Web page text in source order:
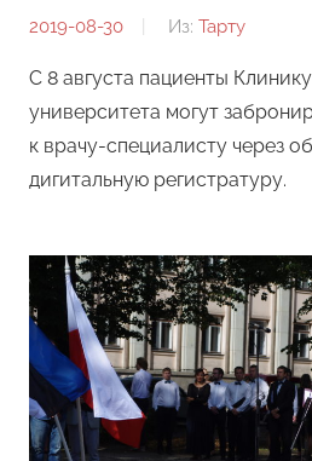
2019-08-30
От:
Из: Тарту
С 8 августа пациенты
университета могут
к врачу-специалисту через
дигитальную регистратуру.